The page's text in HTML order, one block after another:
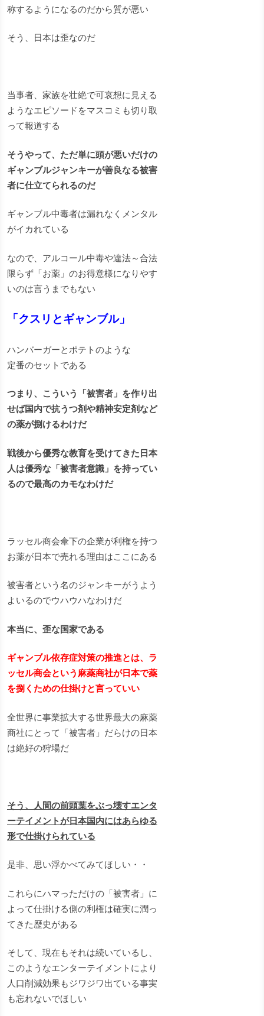
称するようになるのだから質が悪い
そう、日本は歪なのだ
当事者、家族を壮絶で可哀想に見える
ようなエピソードをマスコミも切り取
って報道する
そうやって、ただ単に頭が悪いだけの
ギャンブルジャンキーが善良なる被害
者に仕立てられるのだ
ギャンブル中毒者は漏れなくメンタル
がイカれている
なので、アルコール中毒や違法～合法
限らず「お薬」のお得意様になりやす
いのは言うまでもない
「クスリとギャンブル」
ハンバーガーとポテトのような
定番のセットである
つまり、こういう「被害者」を作り出
せば国内で抗うつ剤や精神安定剤など
の薬が捌けるわけだ
戦後から優秀な教育を受けてきた日本
人は優秀な「被害者意識」を持ってい
るので最高のカモなわけだ
ラッセル商会傘下の企業が利権を持つ
お薬が日本で売れる理由はここにある
被害者という名のジャンキーがうよう
よいるのでウハウハなわけだ
本当に、歪な国家である
ギャンブル依存症対策の推進とは、ラ
ッセル商会という麻薬商社が日本で薬
を捌くための仕掛けと言っていい
全世界に事業拡大する世界最大の麻薬
商社にとって「被害者」だらけの日本
は絶好の狩場だ
そう、人間の前頭葉をぶっ壊すエンタ
ーテイメントが日本国内にはあらゆる
形で仕掛けられている
是非、思い浮かべてみてほしい・・
これらにハマっただけの「被害者」に
よって仕掛ける側の利権は確実に潤っ
てきた歴史がある
そして、現在もそれは続いているし、
このようなエンターテイメントにより
人口削減効果もジワジワ出ている事実
も忘れないでほしい